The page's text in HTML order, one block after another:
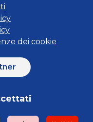
dei cookie